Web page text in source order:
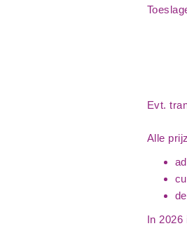
Evt.
Alle
In 2026